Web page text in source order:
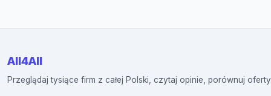
All4All
Przeglądaj tysiące firm z całej Polski, czytaj opinie, porównuj